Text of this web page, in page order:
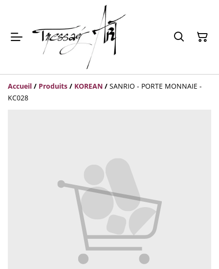
Accueil / Produits / KOREAN / SANRIO - PORTE MONNAIE -
KC028